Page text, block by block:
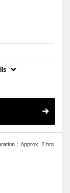
：Approx. 2 hrs